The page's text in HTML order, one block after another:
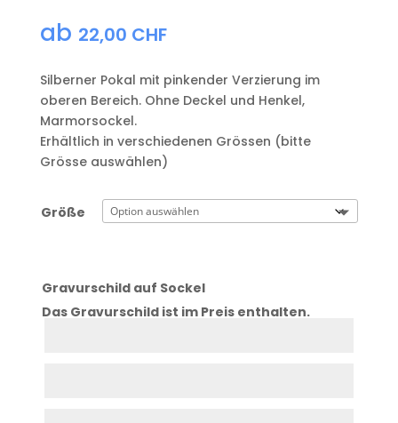
ab 22,00 CHF
Silberner Pokal mit pinkender Verzierung im
oberen Bereich. Ohne Deckel und Henkel,
Marmorsockel.
Erhältlich in verschiedenen Grössen (bitte
Grösse auswählen)
Größe
Gravurschild auf Sockel
Das Gravurschild ist im Preis enthalten.